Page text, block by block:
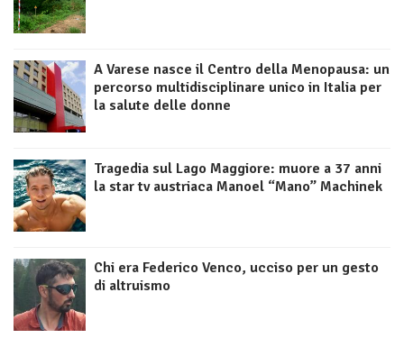
A Varese nasce il Centro della Menopausa: un
percorso multidisciplinare unico in Italia per
la salute delle donne
Tragedia sul Lago Maggiore: muore a 37 anni
la star tv austriaca Manoel “Mano” Machinek
Chi era Federico Venco, ucciso per un gesto
di altruismo